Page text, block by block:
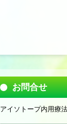
お問合せ
アイソトープ内用療